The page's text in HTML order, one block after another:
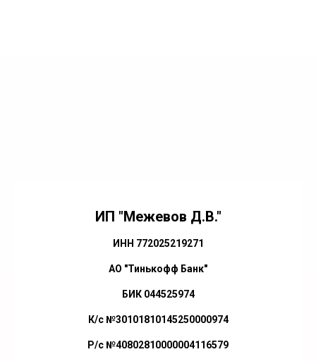
ИП "Межевов Д.В."
ИНН 772025219271
АО "Тинькофф Банк"
БИК 044525974
К/с №30101810145250000974
Р/с №40802810000004116579